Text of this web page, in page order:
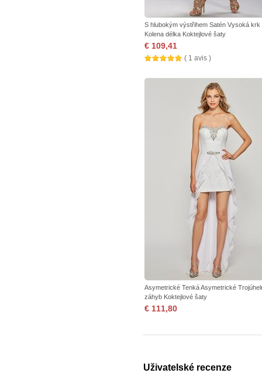
S hlubokým výstřihem Satén Vysoká krk
Kolena délka Koktejlové šaty
€ 109,41
( 1 avis )
Asymetrické Tenká Asymetrické
záhyb Koktejlové šaty
€ 111,80
Uživatelské recenze